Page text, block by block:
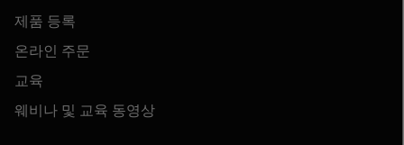
제품 등록
온라인 주문
교육
웨비나 및 교육 동영상